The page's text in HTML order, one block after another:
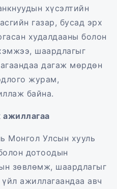
хүсэлтийн
газар, бусад эрх
худалдааны болон
шаардлагыг
дагаж мөрдөн
журам,
байна.
ажиллагаа
Монгол Улсын хууль
дотоодын
зөвлөмж, шаардлагыг
ажиллагаандаа авч